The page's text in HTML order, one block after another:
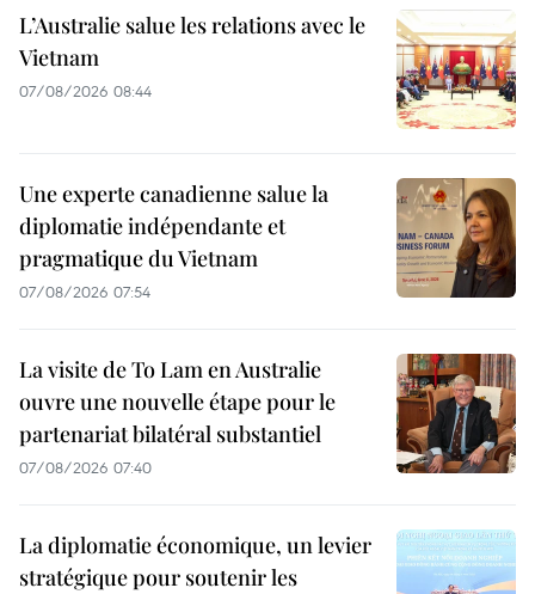
L’Australie salue les relations avec le
Vietnam
07/08/2026 08:44
Une experte canadienne salue la
diplomatie indépendante et
pragmatique du Vietnam
07/08/2026 07:54
La visite de To Lam en Australie
ouvre une nouvelle étape pour le
partenariat bilatéral substantiel
07/08/2026 07:40
La diplomatie économique, un levier
stratégique pour soutenir les